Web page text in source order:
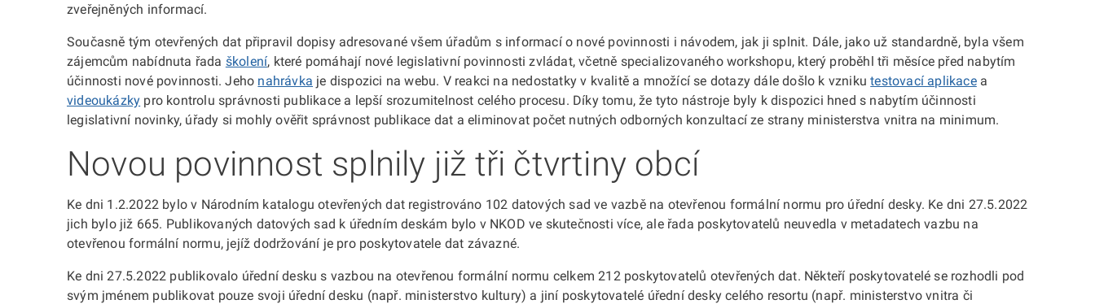
zveřejněných informací.
Současně tým otevřených dat připravil dopisy adresované všem úřadům s informací o nové povinnosti i návodem, jak ji splnit. Dále, jako už standardně, byla všem
zájemcům nabídnuta řada školení, které pomáhají nové legislativní povinnosti zvládat, včetně specializovaného workshopu, který proběhl tři měsíce před nabytím
účinnosti nové povinnosti. Jeho nahrávka je dispozici na webu. V reakci na nedostatky v kvalitě a množící se dotazy dále došlo k vznikutestovací aplikacea
videoukázky pro kontrolu správnosti publikace a lepší srozumitelnost celého procesu. Díky tomu, že tyto nástroje byly k dispozici hned s nabytím účinnosti
legislativní novinky, úřady si mohly ověřit správnost publikace dat a eliminovat počet nutných odborných konzultací ze strany ministerstva vnitra na minimum.
Novou povinnost splnily již tři čtvrtiny obcí
Ke dni 1.2.2022 bylo v Národním katalogu otevřených dat registrováno 102 datových sad ve vazbě na otevřenou formální normu pro úřední desky. Ke dni 27.5.2022
jich bylo již 665. Publikovaných datových sad k úředním deskám bylo v NKOD ve skutečnosti více, ale řada poskytovatelů neuvedla v metadatech vazbu na
otevřenou formální normu, jejíž dodržování je pro poskytovatele dat závazné.
Ke dni 27.5.2022 publikovalo úřední desku s vazbou na otevřenou formální normu celkem 212 poskytovatelů otevřených dat. Někteří poskytovatelé se rozhodli pod
svým jménem publikovat pouze svoji úřední desku (např. ministerstvo kultury) a jiní poskytovatelé úřední desky celého resortu (např. ministerstvo vnitra či